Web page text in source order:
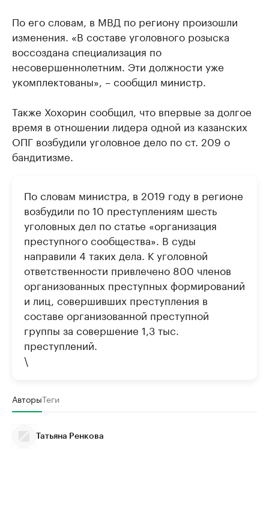
По его словам, в МВД по региону произошли
изменения. «В составе уголовного розыска
воссоздана специализация по
несовершеннолетним. Эти должности уже
укомплектованы», – сообщил министр.
Также Хохорин сообщил, что впервые за долгое
время в отношении лидера одной из казанских
ОПГ возбудили уголовное дело по ст. 209 о
бандитизме.
По словам министра, в 2019 году в регионе
возбудили по 10 преступлениям шесть
уголовных дел по статье «организация
преступного сообщества». В суды
направили 4 таких дела. К уголовной
ответственности привлечено 800 членов
организованных преступных формирований
и лиц, совершивших преступления в
составе организованной преступной
группы за совершение 1,3 тыс.
преступлений.
\
АвторыТеги
Татьяна Ренкова